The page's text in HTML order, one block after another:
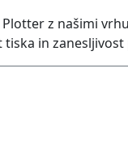
Plotter z našimi
in